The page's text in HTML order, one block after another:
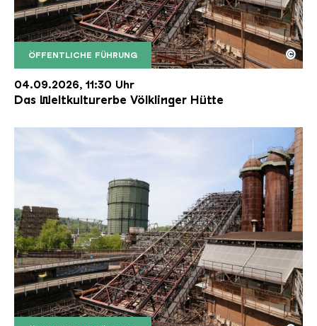
ÖFFENTLICHE FÜHRUNG
Der Erzschrägaufzug der Völklinger Hütte mit
Copyright: Weltkulturerbe Völklinger Hütte | Karl
©
04.09.2026, 11:30 Uhr
Das Weltkulturerbe Völklinger Hütte